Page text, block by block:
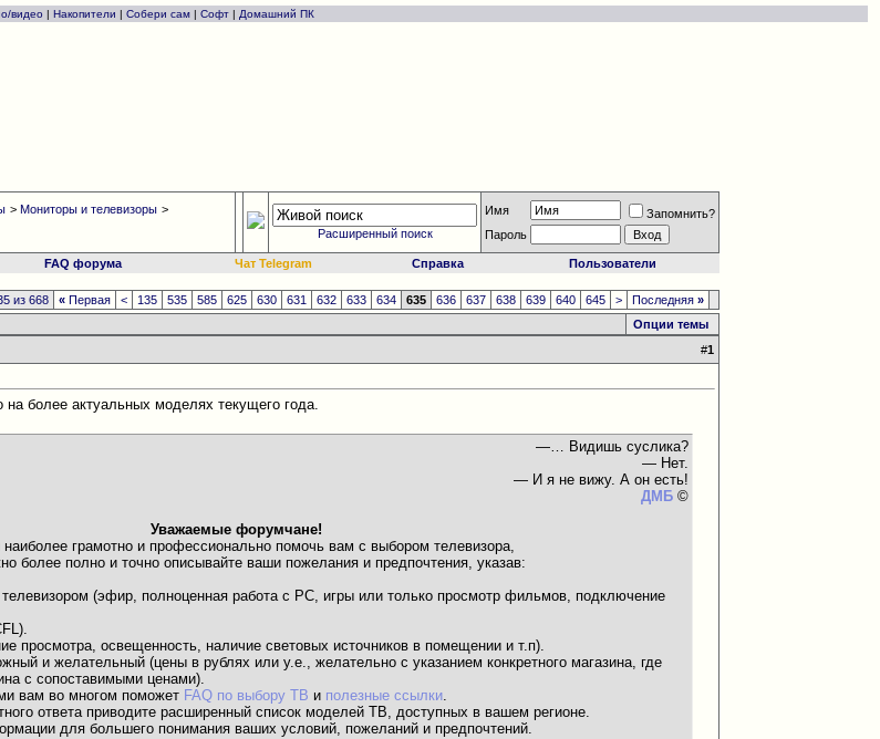
видео | Накопители | Собери сам | Софт | Домашний ПК
>Мониторы и телевизоры >
Расширенный поиск
Имя
Запомнить?
Пароль
FAQ форума Чат Telegram Справка Пользователи
из 668 « Первая < 135 535 585 625 630 631 632 633 634 635 636 637 638 639 640 645 > Последняя»
Опции темы
#1
на более актуальных моделях текущего года.
—… Видишь суслика?
— Нет.
— И я не вижу. А он есть!
ДМБ ©
Уважаемые форумчане!
грамотно и профессионально помочь вам с выбором телевизора,
более полно и точно описывайте ваши пожелания и предпочтения, указав:
(эфир, полноценная работа с PC, игры или только просмотр фильмов, подключение
просмотра, освещенность, наличие световых источников в помещении и т.п).
и желательный (цены в рублях или у.е., желательно с указанием конкретного магазина, где
с сопоставимыми ценами).
вам во многом поможет FAQ по выбору ТВ и полезные ссылки.
ответа приводите расширенный список моделей ТВ, доступных в вашем регионе.
для большего понимания ваших условий, пожеланий и предпочтений.